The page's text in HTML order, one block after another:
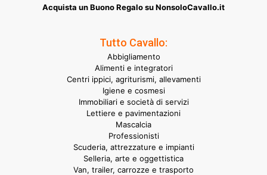
Acquista un Buono Regalo su NonsoloCavallo.it
Tutto Cavallo:
Abbigliamento
Alimenti e integratori
Centri ippici, agriturismi, allevamenti
Igiene e cosmesi
Immobiliari e società di servizi
Lettiere e pavimentazioni
Mascalcia
Professionisti
Scuderia, attrezzature e impianti
Selleria, arte e oggettistica
Van, trailer, carrozze e trasporto